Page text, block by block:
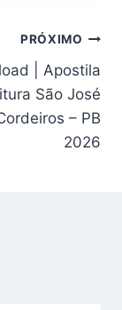
PRÓXIMO
| Apostila
São José
– PB
2026